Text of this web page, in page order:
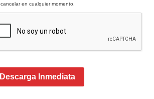
cancelar en cualquier momento.
Descarga Inmediata